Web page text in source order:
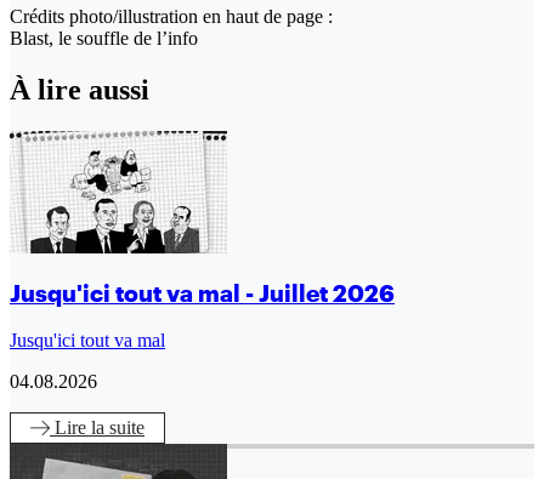
Crédits photo/illustration en haut de page :
Blast, le souffle de l’info
À lire aussi
Jusqu'ici tout va mal - Juillet 2026
Jusqu'ici tout va mal
04.08.2026
Lire la suite